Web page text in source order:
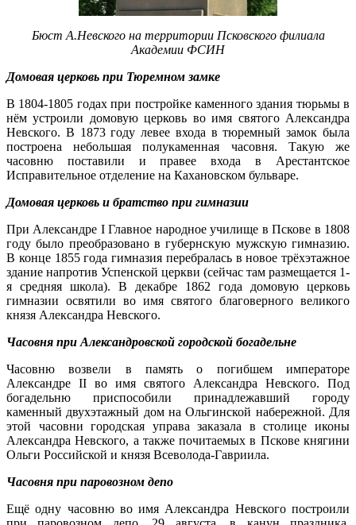
Бюст А.Невского на территории Псковского филиала
Академии ФСИН
Домовая церковь при Тюремном замке
В 1804-1805 годах при постройке каменного здания тюрь­мы в
нём устроили домо­вую церковь во имя святого Александра
Не­вского. В 1873 году левее входа в тюремный замок была
построена небольшая полукаменная ча­совня. Такую же
часовню поставили и правее входа в Арестантское
Исправительное отделение на Кахановском бульваре.
Домовая церковь и братство при гимназии
При Александре I Главное народное учи­лище в Пскове в 1808
году было преобразовано в губернскую мужскую гимназию.
В конце 1855 года гимназия перебралась в новое трёхэтажное
здание напротив Успенской цер­кви (сейчас там размещается 1-
я средняя шко­ла). В декабре 1862 года домовую цер­ковь
гимназии освятили во имя святого благоверного великого
князя Александра Невского.
Часовня при Александровской городской богадельне
Часовню возвели в память о погибшем императоре
Александре II во имя святого Александра Невского. Под
богадельню приспособили принадлежавший го­роду
каменный двухэтажный дом на Ольгинской набережной. Для
этой часовни городская управа заказала в столице иконы
Александра Невского, а также почитаемых в Пскове княги­ни
Ольги Российской и князя Всеволода-Гаври­ила.
Часовня при паровозном депо
Ещё одну часовню во имя Александра Не­вского построили